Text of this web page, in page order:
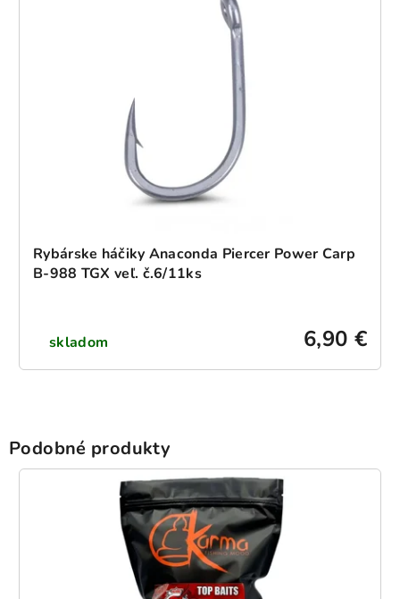
Rybárske háčiky Anaconda Piercer Power Carp
B-988 TGX veľ. č.6/11ks
skladom 6,90 €
Podobné produkty